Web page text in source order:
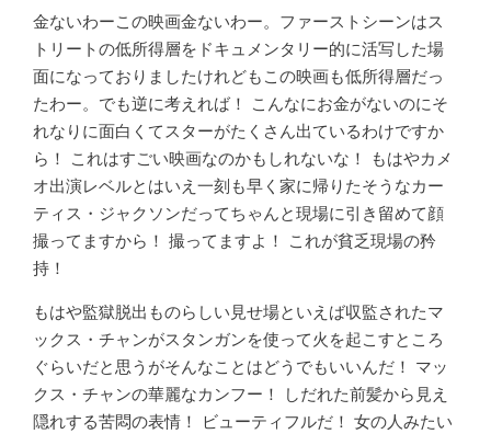
金ないわーこの映画金ないわー。ファーストシーンはス
トリートの低所得層をドキュメンタリー的に活写した場
面になっておりましたけれどもこの映画も低所得層だっ
たわー。でも逆に考えれば！ こんなにお金がないのにそ
れなりに面白くてスターがたくさん出ているわけですか
ら！ これはすごい映画なのかもしれないな！ もはやカメ
オ出演レベルとはいえ一刻も早く家に帰りたそうなカー
ティス・ジャクソンだってちゃんと現場に引き留めて顔
撮ってますから！ 撮ってますよ！ これが貧乏現場の矜
持！
もはや監獄脱出ものらしい見せ場といえば収監されたマ
ックス・チャンがスタンガンを使って火を起こすところ
ぐらいだと思うがそんなことはどうでもいいんだ！ マッ
クス・チャンの華麗なカンフー！ しだれた前髪から見え
隠れする苦悶の表情！ ビューティフルだ！ 女の人みたい